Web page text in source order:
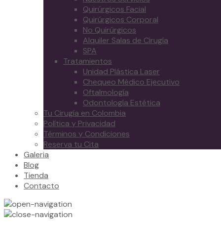
Quirúrgicos Facial
Quirúrgicos Corporal
No Quirúrgicos
Alquiler Salas de Cirugía
SPA
Tratamientos
Unidad Plástica Laser
Chequeo Médico Ejecutivo
Oftalmología
Odontología Estética
Tu Cirugía en Colombia
Política y Privacidad
Términos y Condiciones
Reserva tu Cita
Galeria
Blog
Tienda
Contacto